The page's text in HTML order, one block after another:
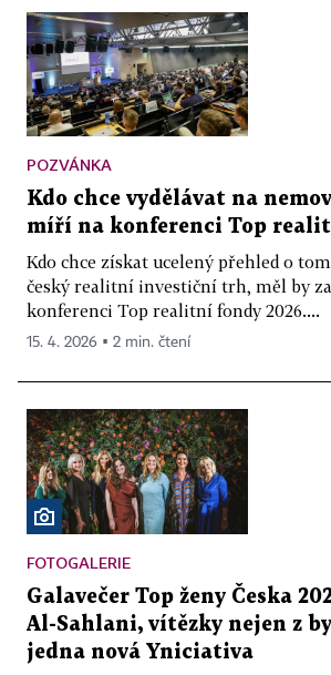
POZVÁNKA
Kdo chce vydělávat na
míří na konferenci Top
Kdo chce získat ucelený přehled o
český realitní investiční trh, měl by
konferenci Top realitní fondy 2026....
15. 4. 2026 ▪ 2 min. čtení
FOTOGALERIE
Galavečer Top ženy Česka
Al-Sahlani, vítězky nejen z
jedna nová Yniciativa